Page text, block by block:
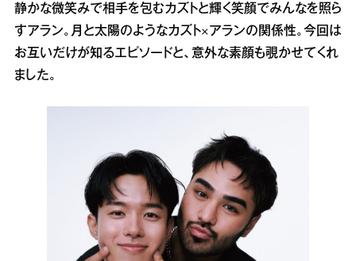
静かな微笑みで相手を包むカズトと輝く笑顔でみんなを照ら
すアラン。月と太陽のようなカズト×アランの関係性。今回は
お互いだけが知るエピソードと、意外な素顔も覗かせてくれ
ました。